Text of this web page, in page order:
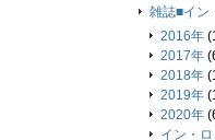
雑誌■イン
2016年
2017年
2018年
2019年
2020年
イン・